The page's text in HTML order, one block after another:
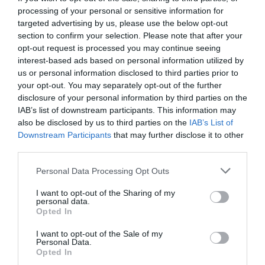
processing of your personal or sensitive information for
targeted advertising by us, please use the below opt-out
section to confirm your selection. Please note that after your
opt-out request is processed you may continue seeing
interest-based ads based on personal information utilized by
us or personal information disclosed to third parties prior to
your opt-out. You may separately opt-out of the further
disclosure of your personal information by third parties on the
IAB’s list of downstream participants. This information may
also be disclosed by us to third parties on the IAB’s List of
Downstream Participants that may further disclose it to other
Please note that this website/app uses one or more Google
not limited to your visit or usage behaviour. You may click to
grant or deny consent to Google and its third-party tags to
use your data for below specified purposes in below Google
consent section.
Personal Data Processing Opt Outs
I want to opt-out of the Sharing of my
personal data.
Opted In
I want to opt-out of the Sale of my
Personal Data.
Opted In
ΑΦΉΣΤΕ ΈΝΑ ΣΧΌΛΙΟ
Η ηλ. διεύθυνση σας δεν δημοσιεύεται. Τα υποχρεωτικά πεδία
σημειώνονται με*